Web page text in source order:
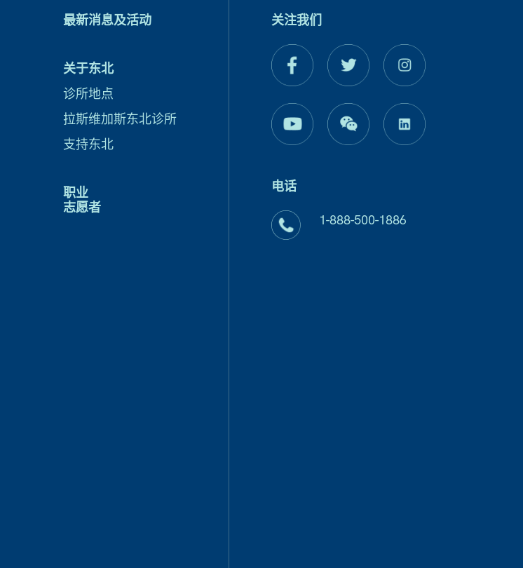
最新消息及活动
关于东北
诊所地点
拉斯维加斯东北诊所
支持东北
职业
志愿者
关注我们
电话
1-888-500-1886